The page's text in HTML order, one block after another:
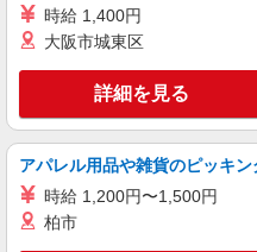
アスケ
キープ
SOMPOヘルスサポート株式会
保健師・管
業所一括面
時給 1,400円
大阪市城東区
詳細を見る
アパレル用品や雑貨のピッキン
時給 1,200円〜1,500円
柏市